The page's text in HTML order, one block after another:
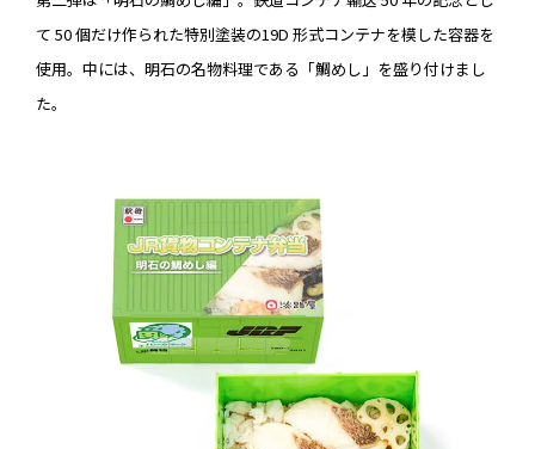
て 50 個だけ作られた特別塗装の19D 形式コンテナを模した容器を
使用。中には、明石の名物料理である「鯛めし」を盛り付けまし
た。